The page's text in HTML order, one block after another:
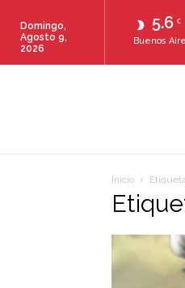
5.6 C
Buenos
Domingo,
Agosto 9,
2026
Inicio